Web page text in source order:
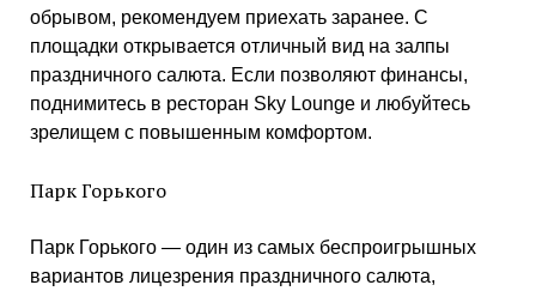
обрывом, рекомендуем приехать заранее. С
площадки открывается отличный вид на залпы
праздничного салюта. Если позволяют финансы,
поднимитесь в ресторан Sky Lounge и любуйтесь
зрелищем с повышенным комфортом.
Парк Горького
Парк Горького — один из самых беспроигрышных
вариантов лицезрения праздничного салюта,